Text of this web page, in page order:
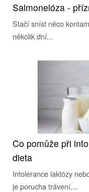
Salmonelóza -
Stačí sníst něco
několik dní...
Co pomůže při
dieta
Intolerance laktózy
je porucha trávení,...